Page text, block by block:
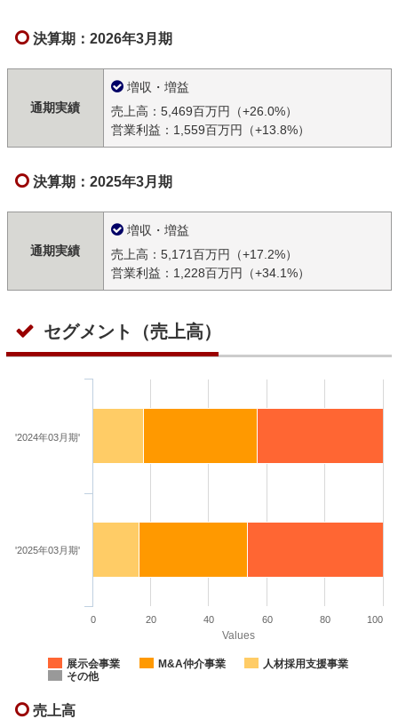
決算期：2026年3月期
通期実績
増収・増益
売上高：5,469百万円（+26.0%）
営業利益：1,559百万円（+13.8%）
決算期：2025年3月期
通期実績
増収・増益
売上高：5,171百万円（+17.2%）
営業利益：1,228百万円（+34.1%）
セグメント（売上高）
Values
展示会事業 M&A仲介事業
人材採用支援事業
その他
'2024年03月期'
'2025年03月期'
0 20 40 60 80 100
売上高